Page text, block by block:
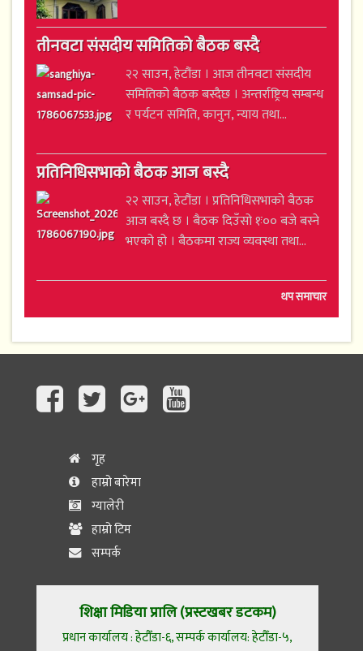
तीनवटा संसदीय समितिको बैठक बस्दै
२२ साउन, हेटौंडा । आज तीनवटा संसदीय
समितिको बैठक बस्दैछ । अन्तर्राष्ट्रिय सम्बन्ध
र पर्यटन समिति, कानुन, न्याय तथा...
प्रतिनिधिसभाको बैठक आज बस्दै
२२ साउन, हेटौंडा । प्रतिनिधिसभाको बैठक
आज बस्दै छ । बैठक दिउँसो १ः०० बजे बस्ने
भएको हो । बैठकमा राज्य व्यवस्था तथा...
थप समाचार
गृह
हाम्रो बारेमा
ग्यालेरी
हाम्रो टिम
सम्पर्क
शिक्षा मिडिया प्रालि (प्रस्टखबर डटकम)
प्रधान कार्यालय : हेटौँडा-६, सम्पर्क कार्यालय: हेटौँडा-५,